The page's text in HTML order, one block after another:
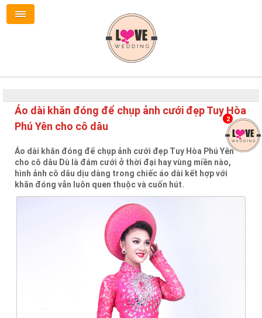
Áo dài khăn đóng để chụp ảnh cưới đẹp Tuy Hòa
Phú Yên cho cô dâu
Áo dài khăn đóng để chụp ảnh cưới đẹp Tuy Hòa Phú Yên
cho cô dâu Dù là đám cưới ở thời đại hay vùng miền nào,
hình ảnh cô dâu dịu dàng trong chiếc áo dài kết hợp với
khăn đóng vẫn luôn quen thuộc và cuốn hút.
2